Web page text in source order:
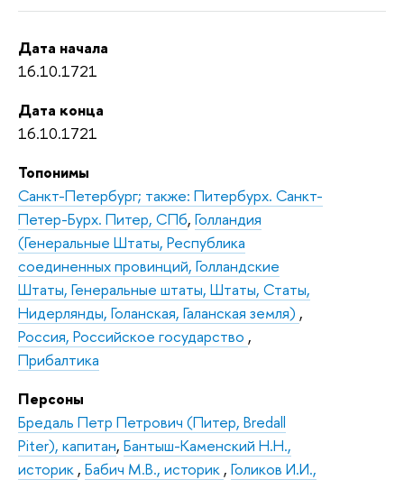
Дата начала
16.10.1721
Дата конца
16.10.1721
Топонимы
Санкт-Петербург; также: Питербурх. Санкт-
Петер-Бурх. Питер, СПб, Голландия
(Генеральные Штаты, Республика
соединенных провинций, Голландские
Штаты, Генеральные штаты, Штаты, Статы,
Нидерлянды, Голанская, Галанская земля) ,
Россия, Российское государство ,
Прибалтика
Персоны
Бредаль Петр Петрович (Питер, Bredall
Piter), капитан, Бантыш-Каменский Н.Н.,
историк , Бабич М.В., историк , Голиков И.И.,